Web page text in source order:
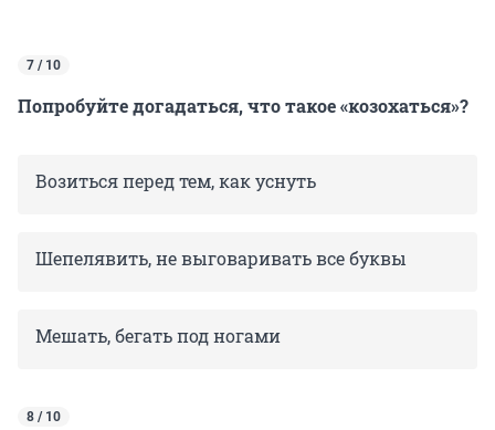
7 / 10
Попробуйте догадаться, что такое «козохаться»?
Возиться перед тем, как уснуть
Шепелявить, не выговаривать все буквы
Мешать, бегать под ногами
8 / 10